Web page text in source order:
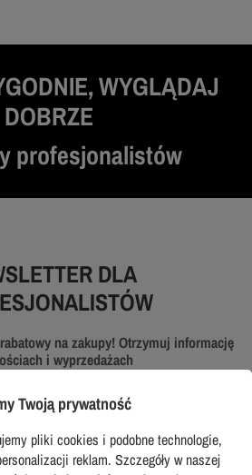
WYGLĄDAJ
DOBRZE
profesjonalistów
DLA
na zakupy! Otrzymuj informację
i wyprzedażach
Twoją prywatność
pliki cookies i podobne technologie,
reklam. Szczegóły w naszej